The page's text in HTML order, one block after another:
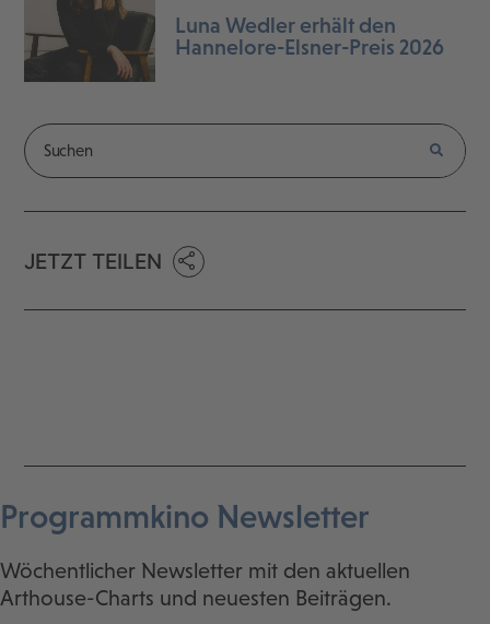
Luna Wedler erhält den
Hannelore-Elsner-Preis 2026
JETZT TEILEN
Programmkino Newsletter
Wöchentlicher Newsletter mit den aktuellen
Arthouse-Charts und neuesten Beiträgen.